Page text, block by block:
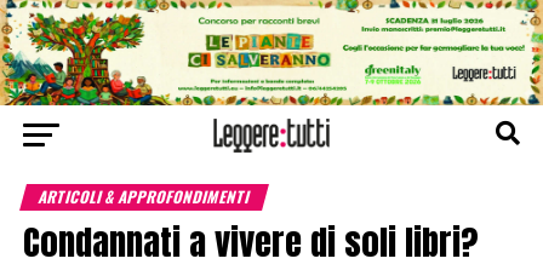
ARTICOLI & APPROFONDIMENTI
Condannati a vivere di soli libri?